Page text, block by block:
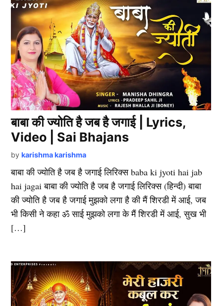
बाबा की ज्योति है जब है जगाई | Lyrics,
Video | Sai Bhajans
by karishma karishma
बाबा की ज्योति है जब है जगाई लिरिक्स baba ki jyoti hai jab
hai jagai बाबा की ज्योति है जब है जगाई लिरिक्स (हिन्दी) बाबा
की ज्योति है जब है जगाई मुझको लगा है की मैं शिरडी में आई, जब
भी किसी ने कहा ॐ साई मुझको लगा के मैं शिरडी में आई, सुख भी
[…]